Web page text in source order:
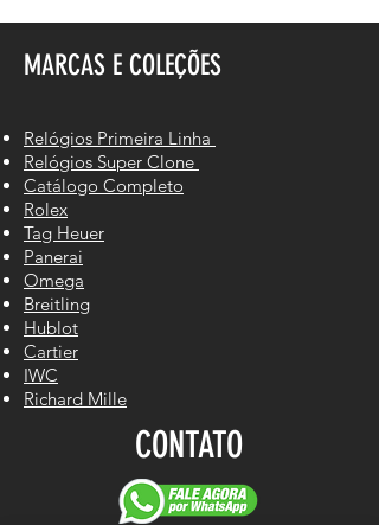
MARCAS E COLEÇÕES
Relógios Primeira Linha
Relógios Super Clone
Catálogo Completo
Rolex
Tag Heuer
Panerai
Omega
Breitling
Hublot
Cartier
IWC
Richard Mille
CONTATO